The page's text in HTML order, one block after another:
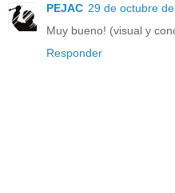
PEJAC 29 de octubre
Muy bueno! (visual y
Responder